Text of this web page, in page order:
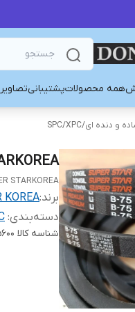
همه محصولاتپشتیبانی
/
SPC/XPC
STARKOREA
برند:KOREA
دسته‌بندی:
شناسه کالا